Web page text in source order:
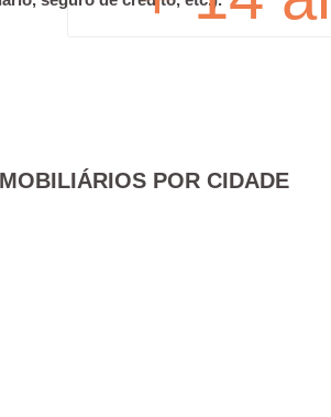
POR CIDADE